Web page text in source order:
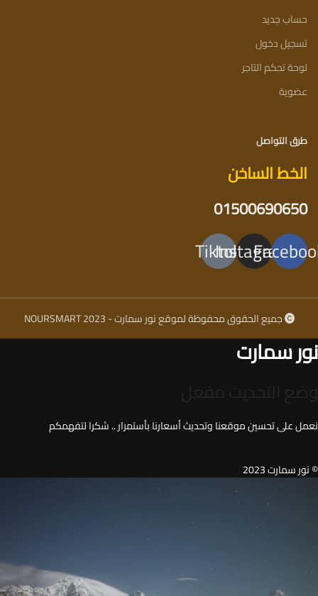
حساب جديد
تسجيل دخول
لوحة تحكم التاجر
عضوية
طرق التواصل
الخط الساخن
01500690650
Instagram
Tiktok
جميع الحقوق محفوظة لموقع نور سمارت - NOURSMART 2023
نور سمارت
نعمل على تحسين موقعنا وتحديث أسعارنا بأستمرار .. شكرا لتفهمكم
© نور سمارت 2023